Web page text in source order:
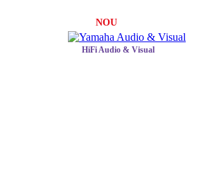
NOU
HiFi Audio & Visual